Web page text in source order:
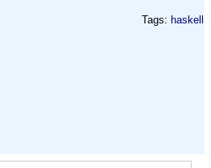
Tags: haskell